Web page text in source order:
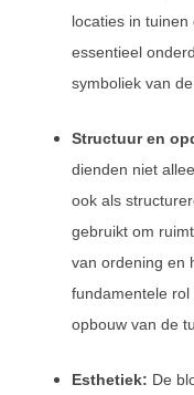
locaties in
essentieel
symboliek van
Structuur en
dienden niet
ook als
gebruikt om
van ordening en
fundamentele
opbouw van de
Esthetiek: De